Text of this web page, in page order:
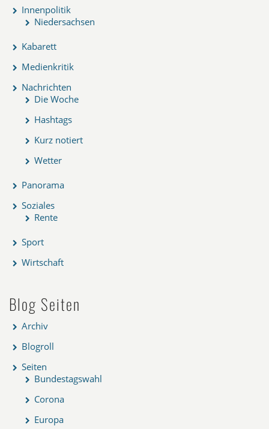
Innenpolitik
Niedersachsen
Kabarett
Medienkritik
Nachrichten
Die Woche
Hashtags
Kurz notiert
Wetter
Panorama
Soziales
Rente
Sport
Wirtschaft
Blog Seiten
Archiv
Blogroll
Seiten
Bundestagswahl
Corona
Europa